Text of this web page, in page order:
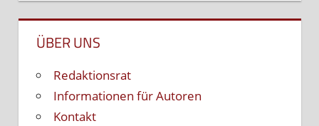
ÜBER UNS
Redaktionsrat
Informationen für Autoren
Kontakt